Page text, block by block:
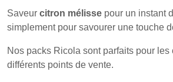
Saveur citron mélisse pour un instant
simplement pour savourer une touche
Nos packs Ricola sont parfaits pour les
différents points de vente.